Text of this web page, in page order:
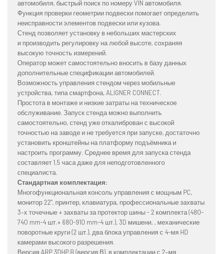
автомобиля, быстрый поиск по номеру VIN автомобиля.
Функция проверки геометрии подвески помогает определить
неисправности элементов подвески или кузова.
Стенд позволяет установку в небольших мастерских
и производить регулировку на любой высоте, сохраняя
высокую точность измерений.
Оператор может самостоятельно вносить в базу данных
дополнительные спецификации автомобилей.
Возможность управления стендом через мобильные
устройства, типа смартфона, ALIGNER CONNECT.
Простота в монтаже и низкие затраты на техническое
обслуживание. Запуск стенда можно выполнить
самостоятельно, стенд уже откалиброван с высокой
точностью на заводе и не требуется при запуске, достаточно
установить кронштейны на платформу подъёмника и
настроить программу. Среднее время для запуска стенда
составляет 1,5 часа даже для неподготовленного
специалиста.
Стандартная комплектация:
Многофункциональная консоль управления с мощным PC,
монитор 22", принтер, клавиатура, профессиональные захваты
3–х точечные + захваты за протектор шины - 2 комплекта (480-
740 mm-4 шт.+ 680-910 mm-4 шт.), 3D мишени, , механические
поворотные круги (2 шт.), два блока управления с 4-мя HD
камерами высокого разрешения.
Версия ARP 3DHP.B (версия В), в комплектации с 2–мя